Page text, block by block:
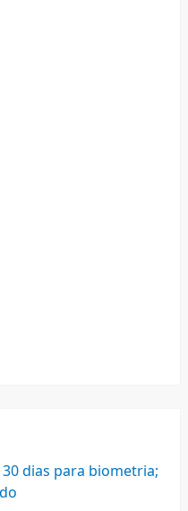
dias para biometria;